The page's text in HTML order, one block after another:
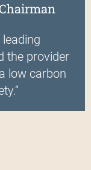
the provider
low carbon